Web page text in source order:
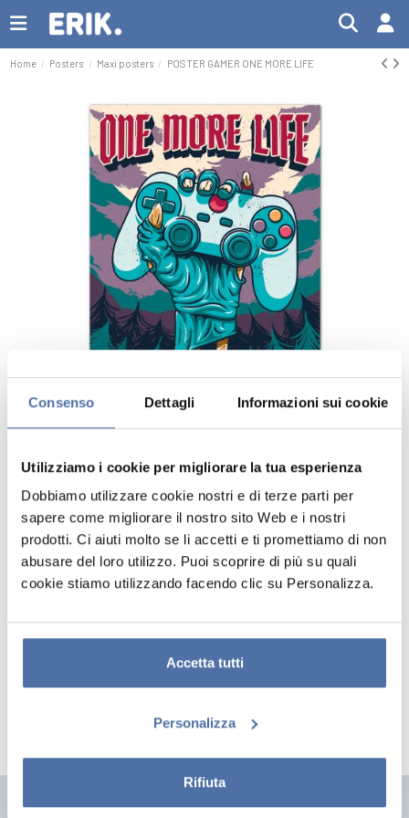
Consenso Dettagli Informazioni sui cookie
Utilizziamo i cookie per migliorare la tua esperienza
Dobbiamo utilizzare cookie nostri e di terze parti per
sapere come migliorare il nostro sito Web e i nostri
prodotti. Ci aiuti molto se li accetti e ti promettiamo di non
abusare del loro utilizzo. Puoi scoprire di più su quali
cookie stiamo utilizzando facendo clic su Personalizza.
Accetta tutti
Personalizza
Rifiuta
Home Posters Maxi posters POSTER GAMER ONE MORE LIFE
Poster in formato 61 x 91,5 cm stampato su carta lucida da 150 g/m².
Viene fornito arrotolato e confezionato in una busta termoretraibile.